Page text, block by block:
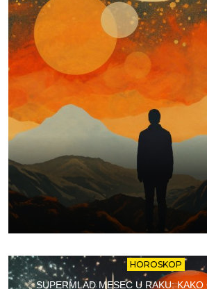
HOROSKOP
SUPERMLAD MESEC U RAKU: KAKO